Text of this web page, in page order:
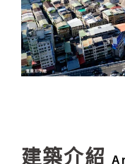
建築介紹